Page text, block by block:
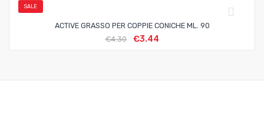
SALE
ACTIVE GRASSO PER COPPIE CONICHE ML. 90
€4.30 €3.44